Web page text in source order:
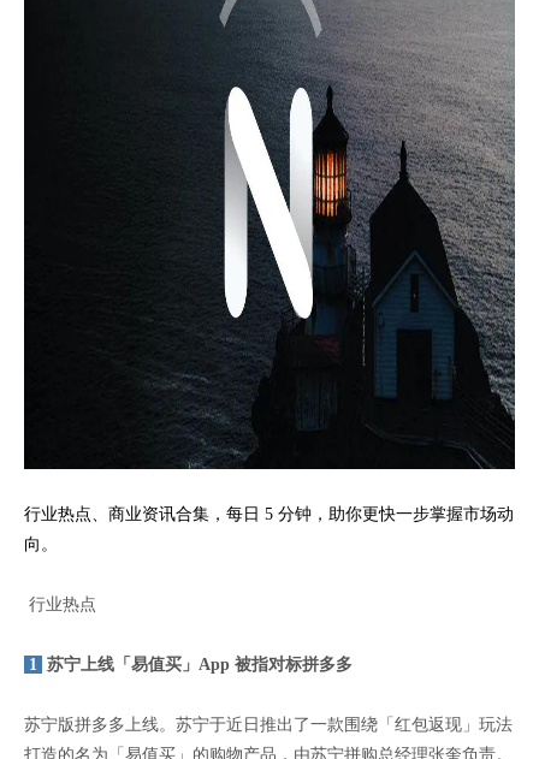
行业热点、商业资讯合集，每日 5 分钟，助你更快一步掌握市场动
向。
行业热点
1 苏宁上线「易值买」App 被指对标拼多多
苏宁版拼多多上线。苏宁于近日推出了一款围绕「红包返现」玩法
打造的名为「易值买」的购物产品，由苏宁拼购总经理张奎负责。